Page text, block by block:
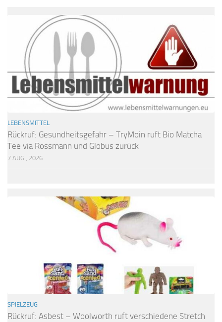
LEBENSMITTEL
Rückruf: Gesundheitsgefahr – TryMoin ruft Bio Matcha
Tee via Rossmann und Globus zurück
7 AUG., 2026
SPIELZEUG
Rückruf: Asbest – Woolworth ruft verschiedene Stretch